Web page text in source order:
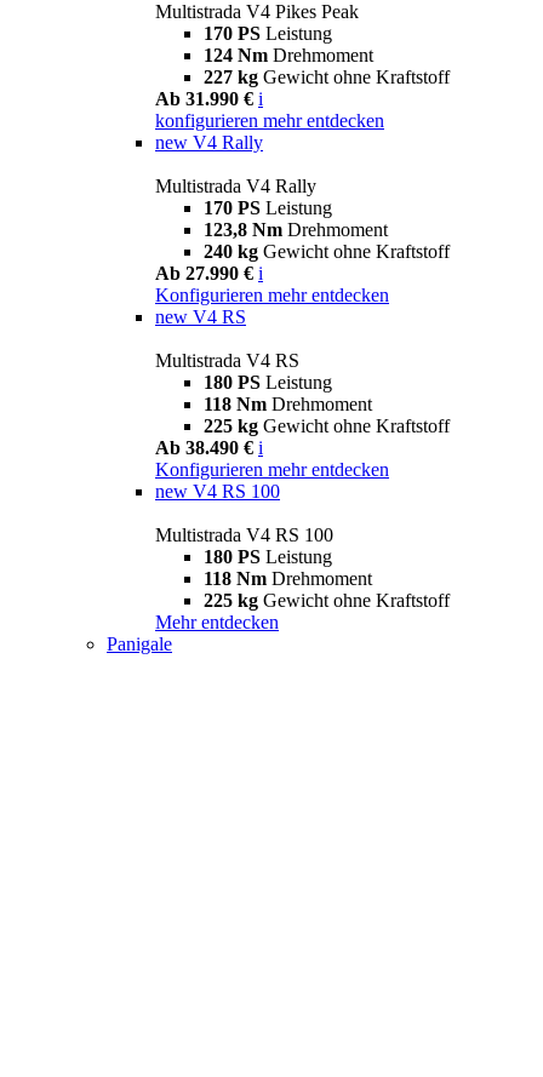
Multistrada V4 Pikes Peak
170 PS Leistung
124 Nm Drehmoment
227 kg Gewicht ohne Kraftstoff
Ab 31.990 € i
konfigurieren mehr entdecken
new V4 Rally
Multistrada V4 Rally
170 PS Leistung
123,8 Nm Drehmoment
240 kg Gewicht ohne Kraftstoff
Ab 27.990 € i
Konfigurieren mehr entdecken
new V4 RS
Multistrada V4 RS
180 PS Leistung
118 Nm Drehmoment
225 kg Gewicht ohne Kraftstoff
Ab 38.490 € i
Konfigurieren mehr entdecken
new V4 RS 100
Multistrada V4 RS 100
180 PS Leistung
118 Nm Drehmoment
225 kg Gewicht ohne Kraftstoff
Mehr entdecken
Panigale